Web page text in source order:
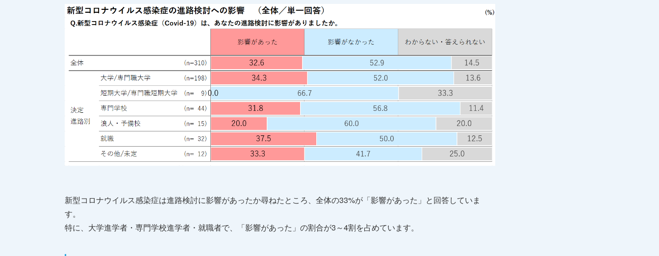
新型コロナウイルス感染症は進路検討に影響があったか尋ねたところ、全体の33%が「影響があった」と回答していま
す。
特に、大学進学者・専門学校進学者・就職者で、「影響があった」の割合が3～4割を占めています。